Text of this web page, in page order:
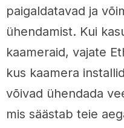
paigaldatavad ja
ühendamist. Kui
kaameraid, vajate
kus kaamera
võivad ühendada
mis säästab teie